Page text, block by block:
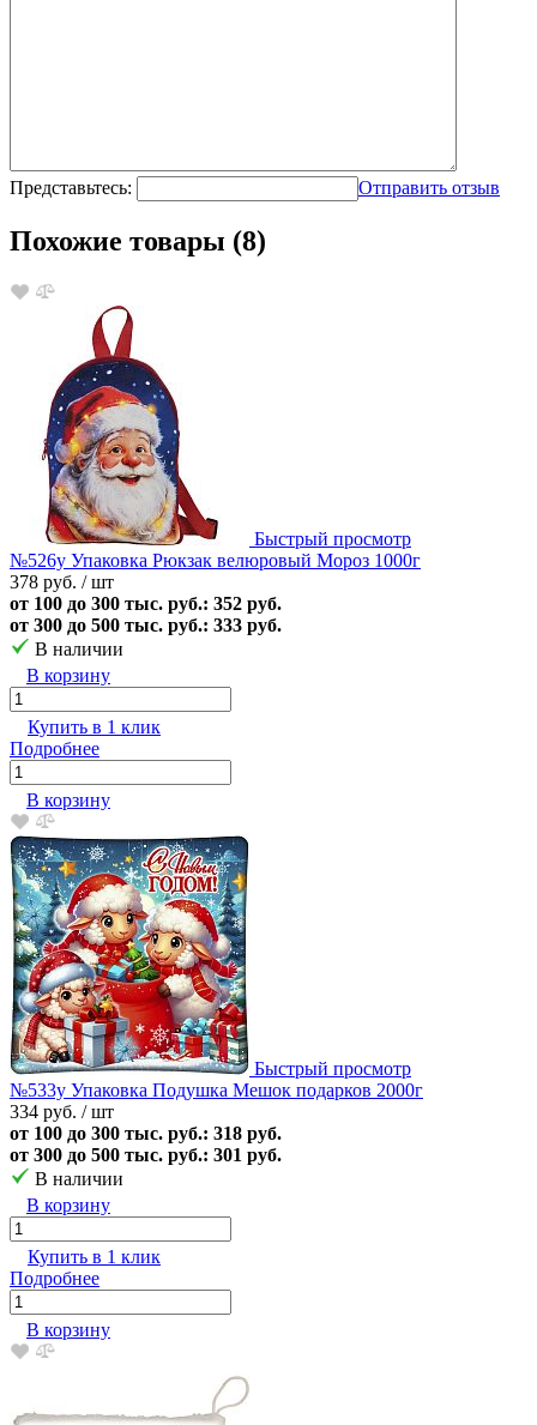
Представьтесь: Отправить отзыв
Похожие товары (8)
Быстрый просмотр
№526у Упаковка Рюкзак велюровый Мороз 1000г
378 руб. / шт
от 100 до 300 тыс. руб.: 352 руб.
от 300 до 500 тыс. руб.: 333 руб.
В наличии
В корзину
Купить в 1 клик
Подробнее
В корзину
Быстрый просмотр
№533у Упаковка Подушка Мешок подарков 2000г
334 руб. / шт
от 100 до 300 тыс. руб.: 318 руб.
от 300 до 500 тыс. руб.: 301 руб.
В наличии
В корзину
Купить в 1 клик
Подробнее
В корзину